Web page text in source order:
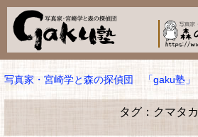
写真家・宮崎学と森の探偵団 「gaku塾」
タグ：クマタカ